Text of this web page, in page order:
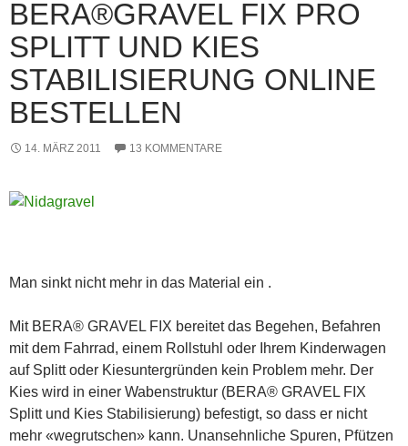
BERA®GRAVEL FIX PRO
SPLITT UND KIES
STABILISIERUNG ONLINE
BESTELLEN
14. MÄRZ 2011 13 KOMMENTARE
Man sinkt nicht mehr in das Material ein .
Mit BERA® GRAVEL FIX bereitet das Begehen, Befahren
mit dem Fahrrad, einem Rollstuhl oder Ihrem Kinderwagen
auf Splitt oder Kiesuntergründen kein Problem mehr. Der
Kies wird in einer Wabenstruktur (BERA® GRAVEL FIX
Splitt und Kies Stabilisierung) befestigt, so dass er nicht
mehr «wegrutschen» kann. Unansehnliche Spuren, Pfützen